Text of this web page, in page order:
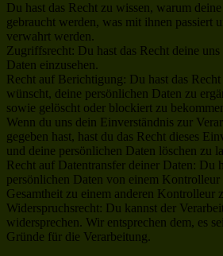
Du hast das Recht zu wissen, warum
gebraucht werden, was mit ihnen passiert
verwahrt werden.
Zugriffsrecht: Du hast das Recht deine
Daten einzusehen.
Recht auf Berichtigung: Du hast das
wünscht, deine persönlichen Daten zu
sowie gelöscht oder blockiert zu
Wenn du uns dein Einverständnis zur
gegeben hast, hast du das Recht dieses
und deine persönlichen Daten löschen zu
Recht auf Datentransfer deiner Daten: Du
persönlichen Daten von einem
Gesamtheit zu einem anderen Kontrolleur
Widerspruchsrecht: Du kannst der
widersprechen. Wir entsprechen dem, es
Gründe für die Verarbeitung.